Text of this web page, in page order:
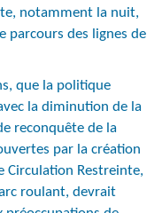
notamment la nuit,
parcours des lignes de
que la politique
la diminution de la
reconquête de la
par la création
Circulation Restreinte,
roulant, devrait